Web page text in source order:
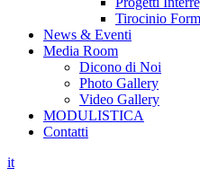
Tirocinio
News & Eventi
Media Room
Dicono di Noi
Photo Gallery
Video Gallery
MODULISTICA
Contatti
it